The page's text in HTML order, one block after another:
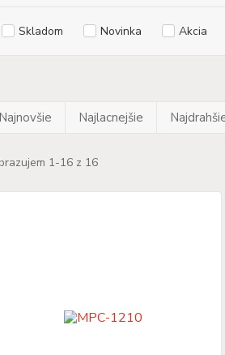
Skladom Novinka Akcia
Najnovšie Najlacnejšie
1-16 z 16